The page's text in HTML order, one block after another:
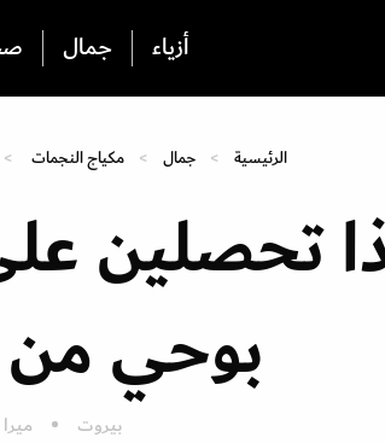
أزياء جمال
الرئيسية جمال مكياج النجمات
تحصلين
بوحي
بيروت